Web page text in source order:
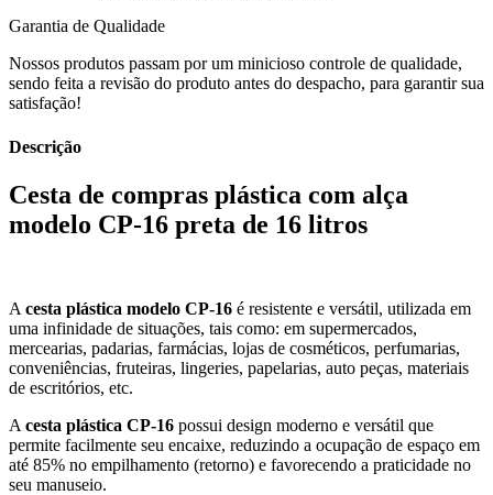
Garantia de Qualidade
Nossos produtos passam por um minicioso controle de qualidade,
sendo feita a revisão do produto antes do despacho, para garantir sua
satisfação!
Descrição
Cesta de compras plástica com alça
modelo CP-16 preta de 16 litros
A cesta plástica modelo CP-16 é resistente e versátil, utilizada em
uma infinidade de situações, tais como: em supermercados,
mercearias, padarias, farmácias, lojas de cosméticos, perfumarias,
conveniências, fruteiras, lingeries, papelarias, auto peças, materiais
de escritórios, etc.
A cesta plástica CP-16 possui design moderno e versátil que
permite facilmente seu encaixe, reduzindo a ocupação de espaço em
até 85% no empilhamento (retorno) e favorecendo a praticidade no
seu manuseio.